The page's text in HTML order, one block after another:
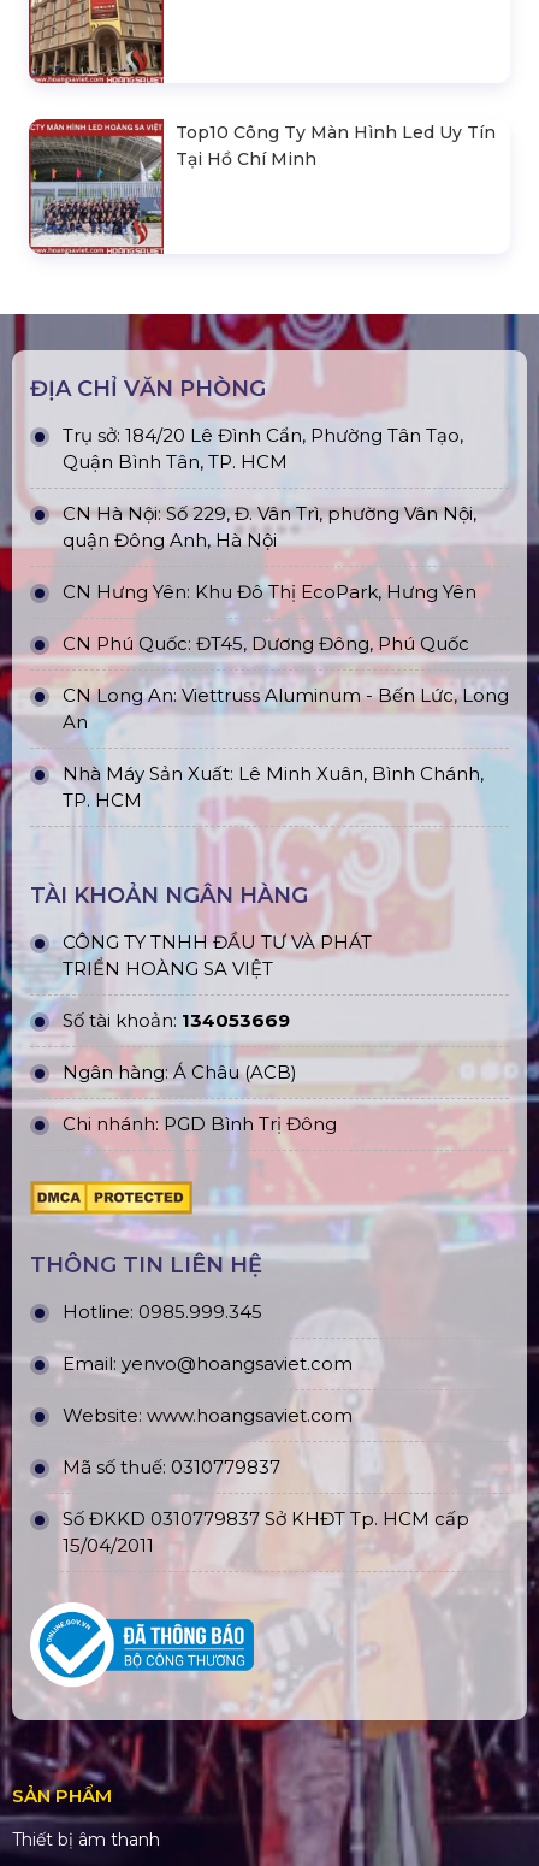
Top10 Công Ty Màn Hình Led Uy Tín
Tại Hồ Chí Minh
ĐỊA CHỈ VĂN PHÒNG
Trụ sở: 184/20 Lê Đình Cẩn, Phường Tân Tạo,
Quận Bình Tân, TP. HCM
CN Hà Nội: Số 229, Đ. Vân Trì, phường Vân Nội,
quận Đông Anh, Hà Nội
CN Hưng Yên: Khu Đô Thị EcoPark, Hưng Yên
CN Phú Quốc: ĐT45, Dương Đông, Phú Quốc
CN Long An: Viettruss Aluminum - Bến Lức, Long
An
Nhà Máy Sản Xuất: Lê Minh Xuân, Bình Chánh,
TP. HCM
TÀI KHOẢN NGÂN HÀNG
CÔNG TY TNHH ĐẦU TƯ VÀ PHÁT
TRIỂN HOÀNG SA VIỆT
Số tài khoản: 134053669
Ngân hàng: Á Châu (ACB)
Chi nhánh: PGD Bình Trị Đông
THÔNG TIN LIÊN HỆ
Hotline: 0985.999.345
Email: yenvo@hoangsaviet.com
Website: www.hoangsaviet.com
Mã số thuế: 0310779837
Số ĐKKD 0310779837 Sở KHĐT Tp. HCM cấp
15/04/2011
SẢN PHẨM
Thiết bị âm thanh